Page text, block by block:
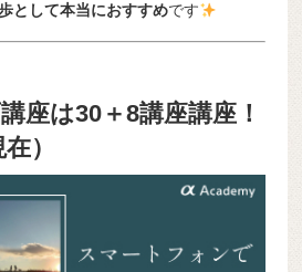
として本当におすすめです
座は30＋8講座講座！
）